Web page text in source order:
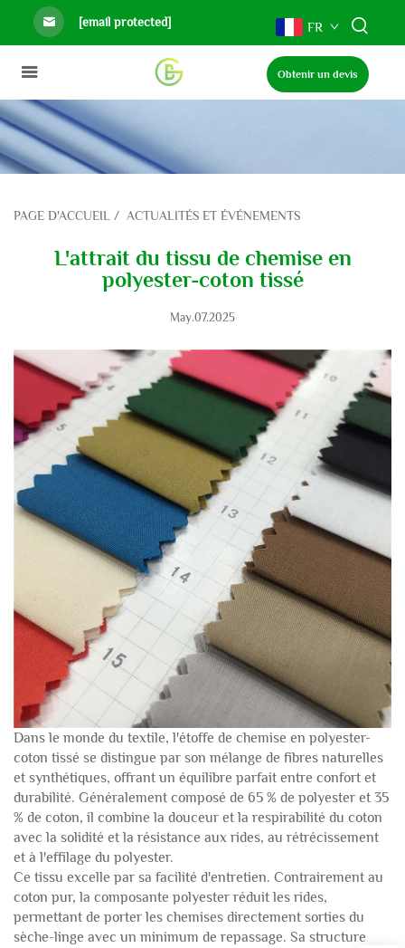
[email protected] FR
Obtenir un devis
PAGE D'ACCUEIL / ACTUALITÉS ET ÉVÉNEMENTS
L'attrait du tissu de chemise en
polyester-coton tissé
May.07.2025
Dans le monde du textile, l'étoffe de chemise en polyester-
coton tissé se distingue par son mélange de fibres naturelles
et synthétiques, offrant un équilibre parfait entre confort et
durabilité. Généralement composé de 65 % de polyester et 35
% de coton, il combine la douceur et la respirabilité du coton
avec la solidité et la résistance aux rides, au rétrécissement
et à l'effilage du polyester.
Ce tissu excelle par sa facilité d'entretien. Contrairement au
coton pur, la composante polyester réduit les rides,
permettant de porter les chemises directement sorties du
sèche-linge avec un minimum de repassage. Sa structure